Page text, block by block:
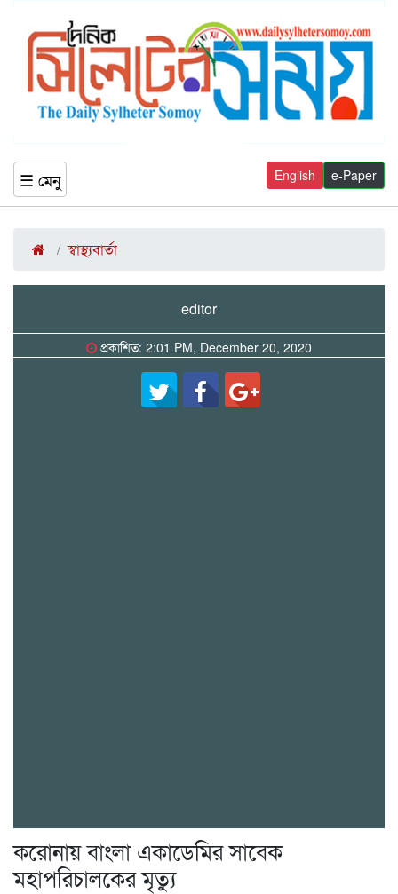
☰ মেনু e-Paper
English
স্বাস্থ্যবার্তা
editor
প্রকাশিত: 2:01 PM, December 20, 2020
করোনায় বাংলা একাডেমির সাবেক
মহাপরিচালকের মৃত্যু